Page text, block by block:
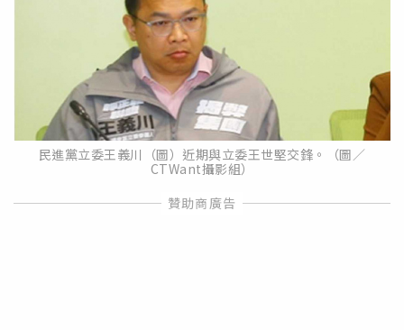
民進黨立委王義川（圖）近期與立委王世堅交鋒。（圖／
CTWant攝影組）